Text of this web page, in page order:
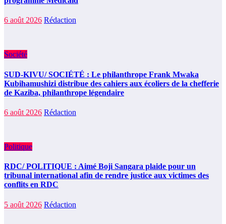
6 août 2026 Rédaction
Société
SUD-KIVU/ SOCIÉTÉ : Le philanthrope Frank Mwaka
Kubihamushizi distribue des cahiers aux écoliers de la chefferie
de Kaziba, philanthrope légendaire
6 août 2026 Rédaction
Politique
RDC/ POLITIQUE : Aimé Boji Sangara plaide pour un
tribunal international afin de rendre justice aux victimes des
conflits en RDC
5 août 2026 Rédaction